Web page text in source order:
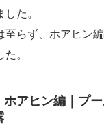
た。
至らず、ホアヒン
。
アヒン編｜プ